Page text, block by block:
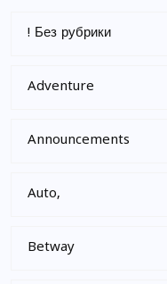
! Без рубрики
Adventure
Announcements
Auto,
Betway